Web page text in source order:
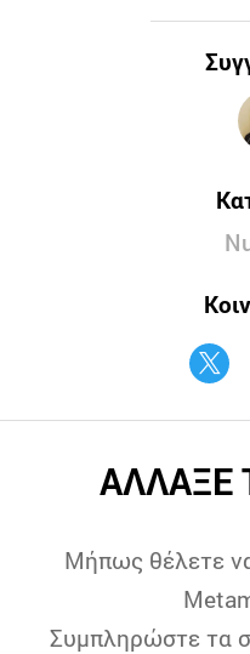
ΑΛΛΑΞΕ
Μήπως θέλετε
Συμπληρώστε τα